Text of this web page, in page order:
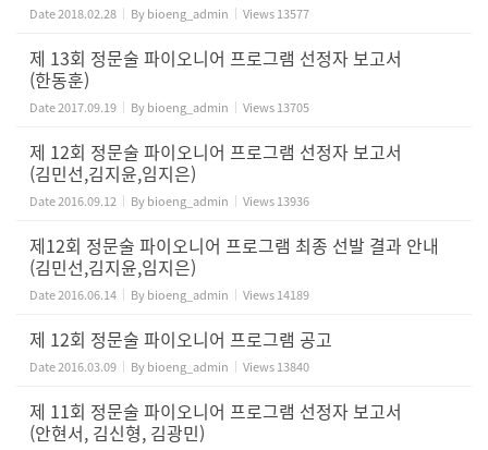
Date2018.02.28 Bybioeng_admin Views13577
제 13회 정문술 파이오니어 프로그램 선정자 보고서
(한동훈)
Date2017.09.19 Bybioeng_admin Views13705
제 12회 정문술 파이오니어 프로그램 선정자 보고서
(김민선,김지윤,임지은)
Date2016.09.12 Bybioeng_admin Views13936
제12회 정문술 파이오니어 프로그램 최종 선발 결과 안내
(김민선,김지윤,임지은)
Date2016.06.14 Bybioeng_admin Views14189
제 12회 정문술 파이오니어 프로그램 공고
Date2016.03.09 Bybioeng_admin Views13840
제 11회 정문술 파이오니어 프로그램 선정자 보고서
(안현서, 김신형, 김광민)